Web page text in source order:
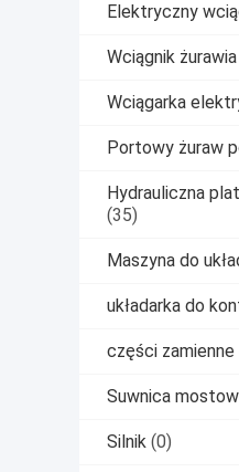
Elektryczny
Wciągnik żurawia
Wciągarka
Portowy żuraw
Hydrauliczna
(35)
Maszyna do
układarka do
części
Suwnica
Silnik (0)